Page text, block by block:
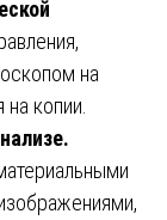
на
копии.